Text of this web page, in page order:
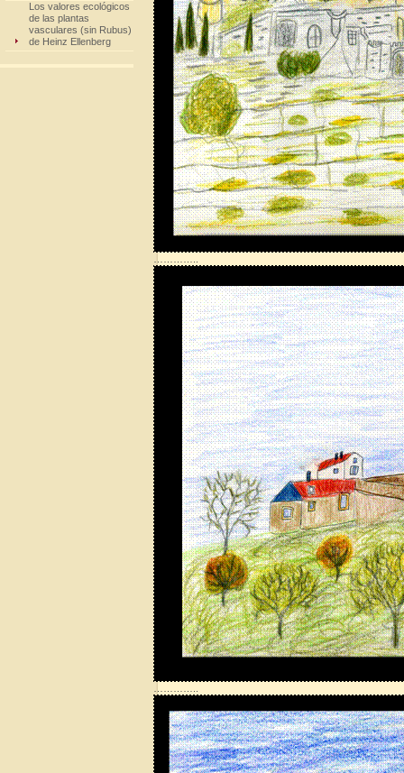
Los valores ecológicos
de las plantas
vasculares (sin Rubus)
de Heinz Ellenberg